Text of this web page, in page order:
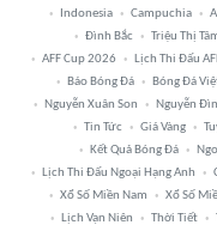
Indonesia
Campuchia
Đình Bắc
Triệu Thị
AFF Cup 2026
Lịch Thi Đấu
Báo Bóng Đá
Bóng Đá
Nguyễn Xuân Son
Nguyễn
Tin Tức
Giá Vàng
Kết Quả Bóng Đá
Lịch Thi Đấu Ngoại Hạng Anh
Xổ Số Miền Nam
Xổ Số
Lịch Vạn Niên
Thời Tiết